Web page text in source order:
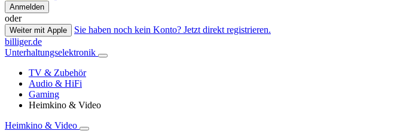
Anmelden
oder
Weiter mit Apple
Sie haben noch kein Konto? Jetzt direkt registrieren.
billiger.de
Unterhaltungselektronik
TV & Zubehör
Audio & HiFi
Gaming
Heimkino & Video
Heimkino & Video